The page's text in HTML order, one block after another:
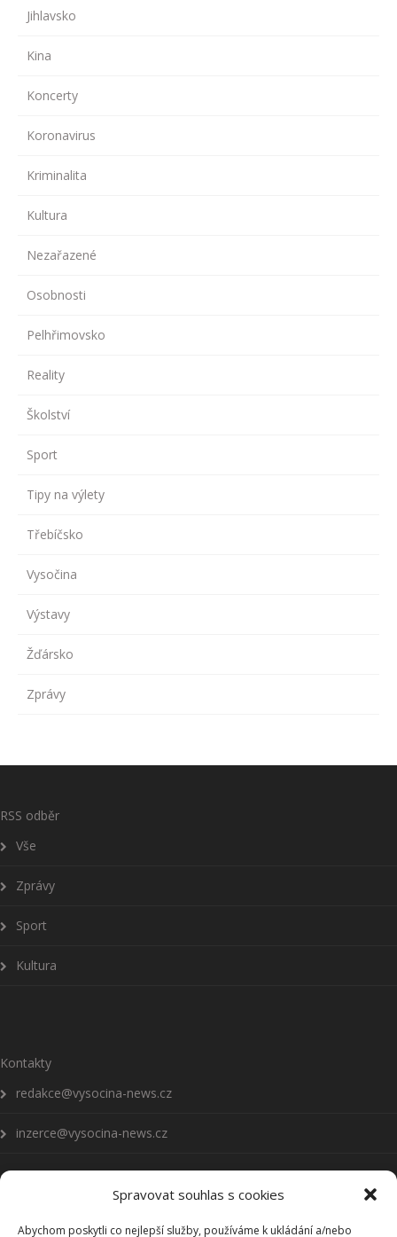
Spravovat souhlas s cookies
Abychom poskytli co nejlepší služby, používáme k ukládání a/nebo
Jihlavsko
Kina
Koncerty
Koronavirus
Kriminalita
Kultura
Nezařazené
Osobnosti
Pelhřimovsko
Reality
Školství
Sport
Tipy na výlety
Třebíčsko
Vysočina
Výstavy
Žďársko
Zprávy
RSS odběr
Vše
Zprávy
Sport
Kultura
Kontakty
redakce@vysocina-news.cz
inzerce@vysocina-news.cz